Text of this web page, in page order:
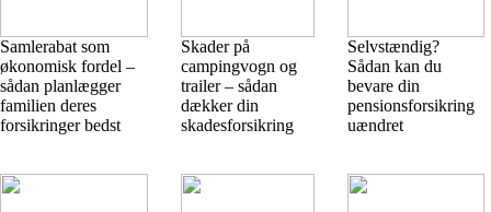
Samlerabat som
økonomisk fordel –
sådan planlægger
familien deres
forsikringer bedst
Skader på
campingvogn og
trailer – sådan
dækker din
skadesforsikring
Selvstændig?
Sådan kan du
bevare din
pensionsforsikring
uændret